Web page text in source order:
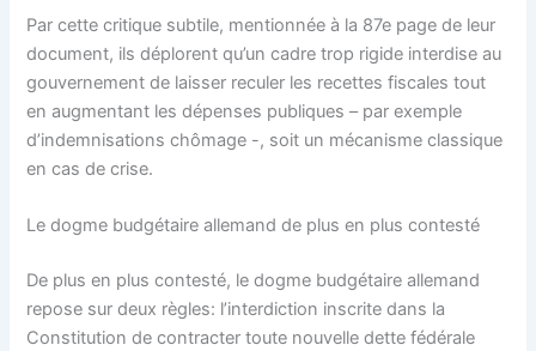
Par cette critique subtile, mentionnée à la 87e page de leur
document, ils déplorent qu’un cadre trop rigide interdise au
gouvernement de laisser reculer les recettes fiscales tout
en augmentant les dépenses publiques – par exemple
d’indemnisations chômage -, soit un mécanisme classique
en cas de crise.
Le dogme budgétaire allemand de plus en plus contesté
De plus en plus contesté, le dogme budgétaire allemand
repose sur deux règles: l’interdiction inscrite dans la
Constitution de contracter toute nouvelle dette fédérale